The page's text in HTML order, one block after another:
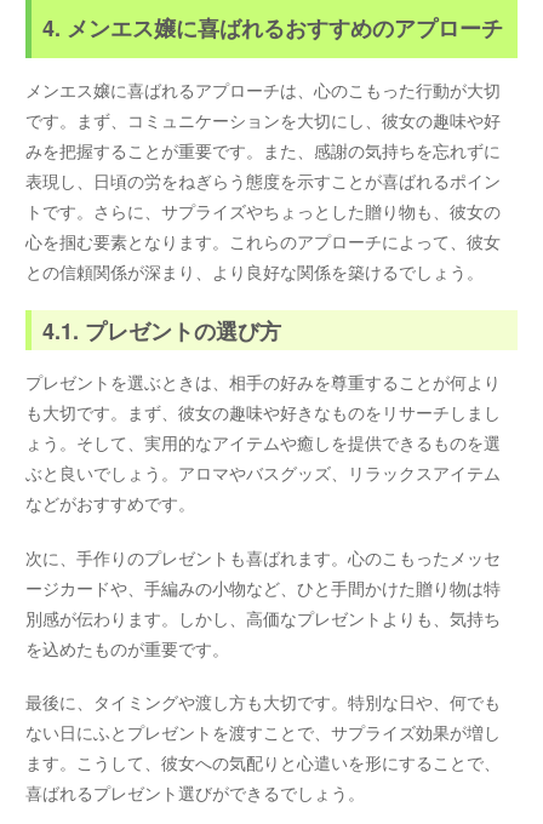
4. メンエス嬢に喜ばれるおすすめのアプローチ
メンエス嬢に喜ばれるアプローチは、心のこもった行動が大切
です。まず、コミュニケーションを大切にし、彼女の趣味や好
みを把握することが重要です。また、感謝の気持ちを忘れずに
表現し、日頃の労をねぎらう態度を示すことが喜ばれるポイン
トです。さらに、サプライズやちょっとした贈り物も、彼女の
心を掴む要素となります。これらのアプローチによって、彼女
との信頼関係が深まり、より良好な関係を築けるでしょう。
4.1. プレゼントの選び方
プレゼントを選ぶときは、相手の好みを尊重することが何より
も大切です。まず、彼女の趣味や好きなものをリサーチしまし
ょう。そして、実用的なアイテムや癒しを提供できるものを選
ぶと良いでしょう。アロマやバスグッズ、リラックスアイテム
などがおすすめです。
次に、手作りのプレゼントも喜ばれます。心のこもったメッセ
ージカードや、手編みの小物など、ひと手間かけた贈り物は特
別感が伝わります。しかし、高価なプレゼントよりも、気持ち
を込めたものが重要です。
最後に、タイミングや渡し方も大切です。特別な日や、何でも
ない日にふとプレゼントを渡すことで、サプライズ効果が増し
ます。こうして、彼女への気配りと心遣いを形にすることで、
喜ばれるプレゼント選びができるでしょう。